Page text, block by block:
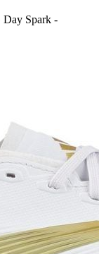
Day Spark -